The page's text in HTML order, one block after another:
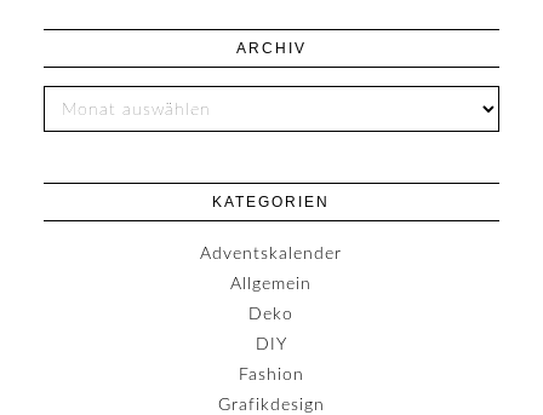
ARCHIV
KATEGORIEN
Adventskalender
Allgemein
Deko
DIY
Fashion
Grafikdesign